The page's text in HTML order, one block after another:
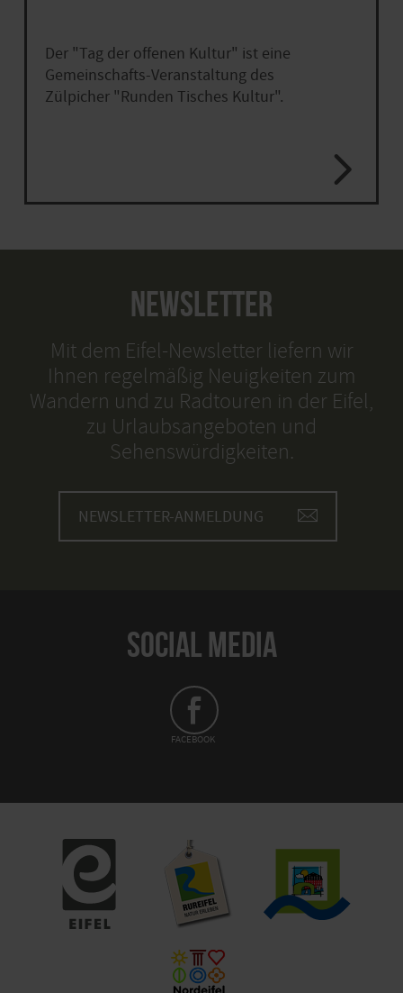
Der "Tag der offenen Kultur" ist eine
Gemeinschafts-Veranstaltung des
Zülpicher "Runden Tisches Kultur".
NEWSLETTER
Mit dem Eifel-Newsletter liefern wir
Ihnen regelmäßig Neuigkeiten zum
Wandern und zu Radtouren in der Eifel,
zu Urlaubsangeboten und
Sehenswürdigkeiten.
NEWSLETTER-ANMELDUNG
SOCIAL MEDIA
FACEBOOK